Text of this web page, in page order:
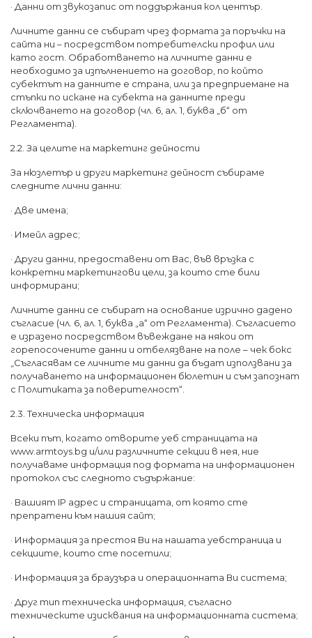
· Данни от звукозапис от поддържания кол център.
Личните данни се събират чрез формата за поръчки на
сайта ни – посредством потребителски профил или
като гост. Обработването на личните данни е
необходимо за изпълнението на договор, по който
субектът на данните е страна, или за предприемане на
стъпки по искане на субекта на данните преди
сключването на договор (чл. 6, ал. 1, буква „б“ от
Регламента).
2.2. За целите на маркетинг дейности
За нюзлетър и други маркетинг дейност събираме
следните лични данни:
· Две имена;
· Имейл адрес;
· Други данни, предоставени от Вас, във връзка с
конкретни маркетингови цели, за които сте били
информирани;
Личните данни се събират на основание изрично дадено
съгласие (чл. 6, ал. 1, буква „а“ от Регламента). Съгласието
е изразено посредством въвеждане на някои от
горепосочените данни и отбелязване на поле – чек бокс
„Съгласявам се личните ми данни да бъдат използвани за
получаването на информационен бюлетин и съм запознат
с Политиката за поверителност“.
2.3. Техническа информация
Всеки път, когато отворите уеб страницата на
www.armtoys.bg и/или различните секции в нея, ние
получаваме информация под формата на информационен
протокол със следното съдържание:
· Вашият IP адрес и страницата, от която сте
препратени към нашия сайт;
· Информация за престоя Ви на нашата уебстраница и
секциите, които сте посетили;
· Информация за браузъра и операционната Ви система;
· Друг тип техническа информация, съгласно
техническите изисквания на информационната система;